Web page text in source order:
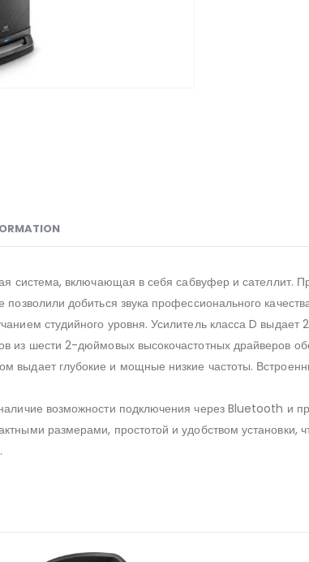
система, включающая в себя сабвуфер и сателлит.
добиться звука профессионального
студийного уровня. Усилитель класса D выдает
из шести 2-дюймовых высокочастотных драйверов
глубокие и мощные низкие частоты.
возможности подключения через Bluetooth и
размерами, простотой и удобством